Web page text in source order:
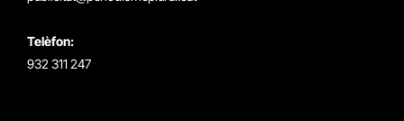
Telèfon:
932 311 247